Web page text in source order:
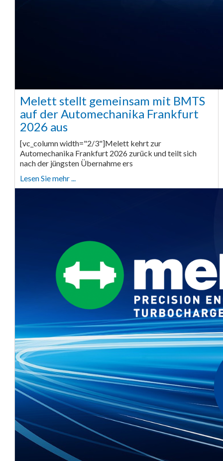
Melett stellt gemeinsam mit BMTS
auf der Automechanika Frankfurt
2026 aus
[vc_column width="2/3"]Melett kehrt zur
Automechanika Frankfurt 2026 zurück und teilt sich
nach der jüngsten Übernahme ers
Lesen Sie mehr ...